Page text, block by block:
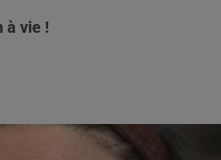
à vie !